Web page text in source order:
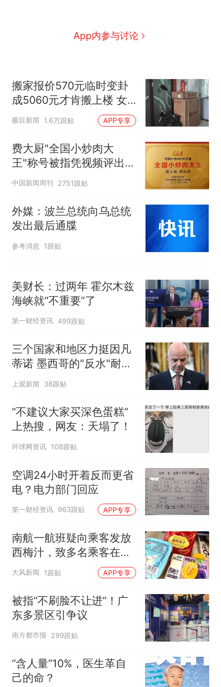
App内参与讨论
搬家报价570元临时变卦
成5060元才肯搬上楼 女
子傻眼
极目新闻 1.6万跟贴 APP专享
费大厨"全国小炒肉大
王"称号被指凭视频评出
官方回应
中国新闻周刊 2751跟贴
外媒：波兰总统向乌总统
发出最后通牒
参考消息 1跟贴
美财长：过两年 霍尔木兹
海峡就“不重要”了
第一财经资讯 499跟贴
三个国家和地区力挺因凡
蒂诺 墨西哥的"反水"耐人
寻味
上观新闻 38跟贴
“不建议大家买深色蛋糕”
上热搜，网友：天塌了！
环球网资讯 108跟贴
空调24小时开着反而更省
电？电力部门回应
第一财经资讯 963跟贴 APP专享
南航一航班疑向乘客发放
西梅汁，致多名乘客在飞
行途中排队上厕所！乘
客：机上100多人只有2个
厕所；客服回应：并非每
架飞机都会发放西梅汁
大风新闻 1跟贴 APP专享
被指“不刷脸不让进”！广
东多景区引争议
南方都市报 299跟贴
“含人量”10%，医生革自
己的命？